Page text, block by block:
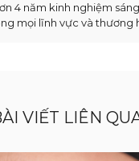
4 năm kinh nghiệm
mọi lĩnh vực và thương
VIẾT LIÊN